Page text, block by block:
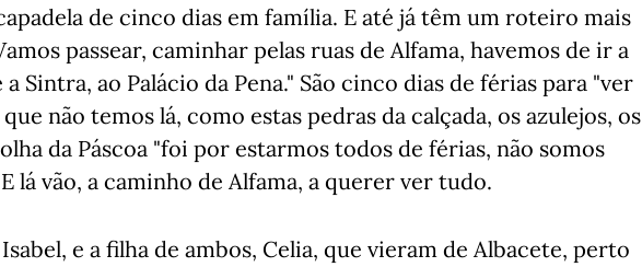
de cinco dias em família. E até já têm um roteiro mais
passear, caminhar pelas ruas de Alfama, havemos de ir a
a Sintra, ao Palácio da Pena." São cinco dias de férias para "ver
não temos lá, como estas pedras da calçada, os azulejos, os
da Páscoa "foi por estarmos todos de férias, não somos
lá vão, a caminho de Alfama, a querer ver tudo.
e a filha de ambos, Celia, que vieram de Albacete, perto